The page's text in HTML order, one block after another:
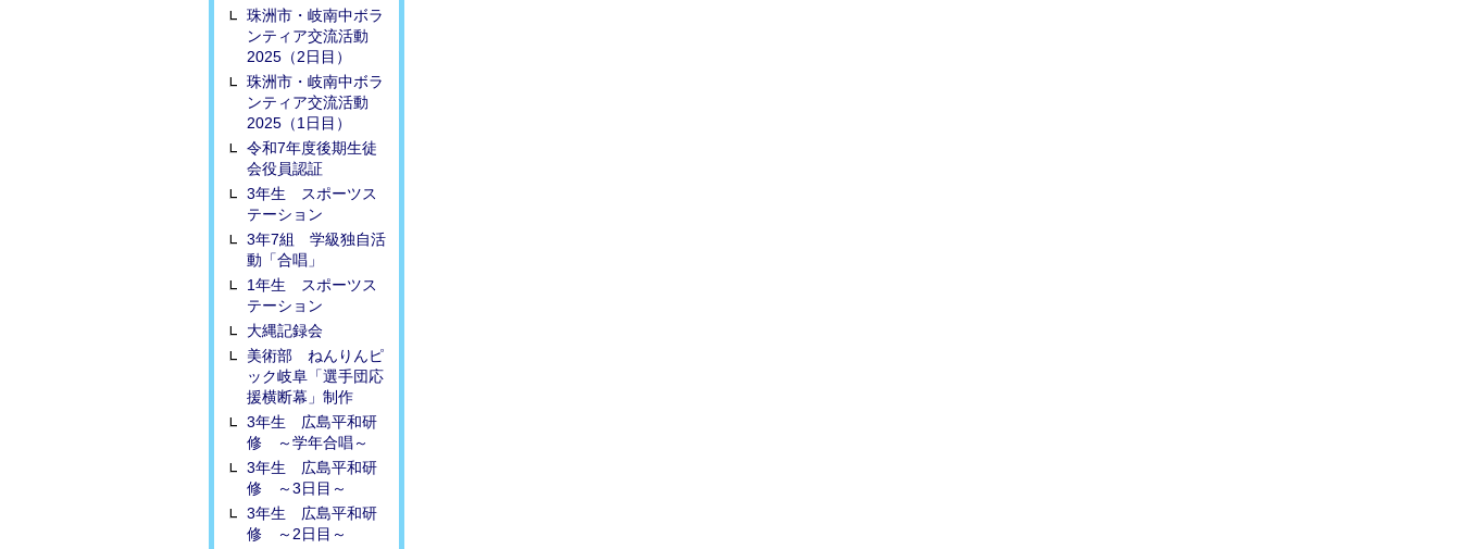
珠洲市・岐南中ボラ
ンティア交流活動
2025（2日目）
珠洲市・岐南中ボラ
ンティア交流活動
2025（1日目）
令和7年度後期生徒
会役員認証
3年生 スポーツス
テーション
3年7組 学級独自活
動「合唱」
1年生 スポーツス
テーション
大縄記録会
美術部 ねんりんピ
ック岐阜「選手団応
援横断幕」制作
3年生 広島平和研
修 ～学年合唱～
3年生 広島平和研
修 ～3日目～
3年生 広島平和研
修 ～2日目～